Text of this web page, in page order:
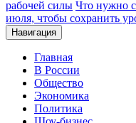
рабочей силы Что нужно
июля, чтобы сохранить
Навигация
Главная
В России
Общество
Экономика
Политика